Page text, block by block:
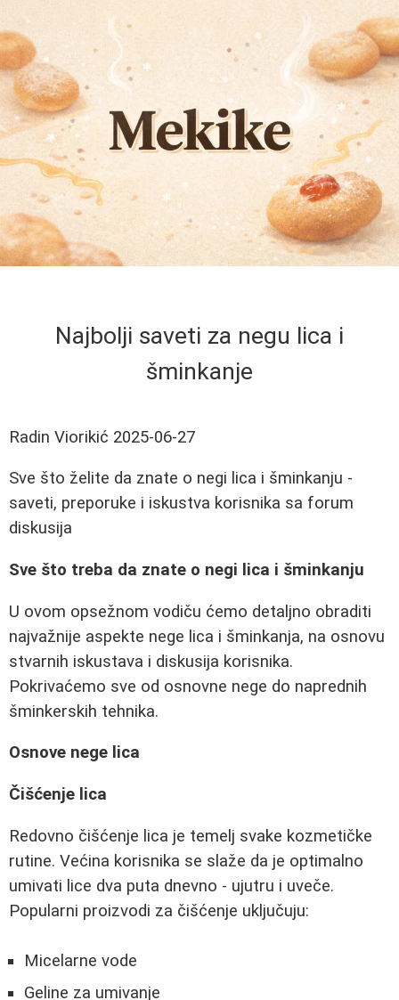
Najbolji saveti za negu lica i
šminkanje
Radin Viorikić 2025-06-27
Sve što želite da znate o negi lica i šminkanju -
saveti, preporuke i iskustva korisnika sa forum
diskusija
Sve što treba da znate o negi lica i šminkanju
U ovom opsežnom vodiču ćemo detaljno obraditi
najvažnije aspekte nege lica i šminkanja, na osnovu
stvarnih iskustava i diskusija korisnika.
Pokrivaćemo sve od osnovne nege do naprednih
šminkerskih tehnika.
Osnove nege lica
Čišćenje lica
Redovno čišćenje lica je temelj svake kozmetičke
rutine. Većina korisnika se slaže da je optimalno
umivati lice dva puta dnevno - ujutru i uveče.
Popularni proizvodi za čišćenje uključuju:
Micelarne vode
Geline za umivanje